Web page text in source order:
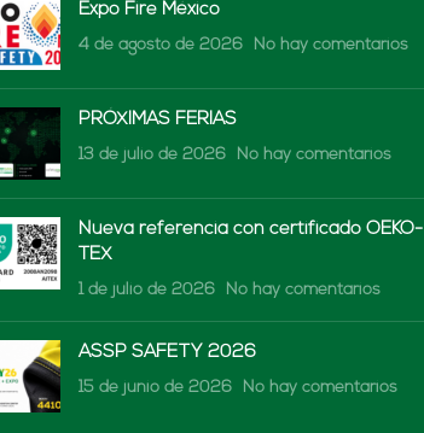
Expo Fire México
4 de agosto de 2026 No hay comentarios
PRÓXIMAS FERIAS
13 de julio de 2026 No hay comentarios
Nueva referencia con certificado OEKO-
TEX
1 de julio de 2026 No hay comentarios
ASSP SAFETY 2026
15 de junio de 2026 No hay comentarios